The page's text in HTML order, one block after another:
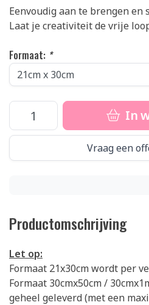
Eenvoudig aan te brengen
Laat je creativiteit de vrije
Formaat: *
In
Vraag een
Productomschrijving
Let op:
Formaat 21x30cm wordt per
Formaat 30cmx50cm /
geheel geleverd (met een